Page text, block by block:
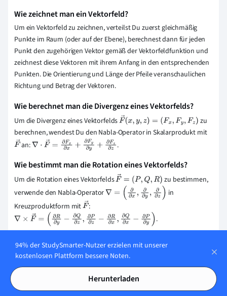
Wie zeichnet man ein Vektorfeld?
Um ein Vektorfeld zu zeichnen, verteilst Du zuerst gleichmäßig
Punkte im Raum (oder auf der Ebene), berechnest dann für jeden
Punkt den zugehörigen Vektor gemäß der Vektorfeldfunktion und
zeichnest diese Vektoren mit ihrem Anfang in den entsprechenden
Punkten. Die Orientierung und Länge der Pfeile veranschaulichen
Richtung und Betrag der Vektoren.
Wie berechnet man die Divergenz eines Vektorfelds?
Um die Divergenz eines VektorfeldsF→(x,y,z =(Fx,F y,Fz)
zu
berechnen, wendest Du den Nabla-Operator in Skalarprodukt mit
F→an: ∇⋅ F→=∂Fx ∂x+∂ Fy∂ y+∂Fz∂ z .
Wie bestimmt man die Rotation eines Vektorfelds?
Um die Rotation eines VektorfeldsF→ =(P ,Q,R )
zu bestimmen,
verwende den Nabla-Operator∇= (∂∂ x ∂∂y, ∂∂z)
in
Kreuzproduktform mitF→:
∇× F→ =(∂R∂ y −∂Q ∂z, ∂P∂z−∂R∂ x,∂ Q∂x− ∂P∂ y) .
Wie interpretiert man ein Vektorfeld physikalisch?
Ein Vektorfeld kann physikalisch als eine Beschreibung interpretiert
werden, wo und wie stark Kräfte in einem Raum wirken. Stell dir
vor, in jedem Punkt im Raum zeigt ein Pfeil in die Richtung und mit
der Stärke, wie z.B. die Gravitationskraft an diesem Punkt wirken
94% der StudySmarter-Nutzer erzielen mit unserer
kostenlosen Plattform bessere Noten.
Herunterladen